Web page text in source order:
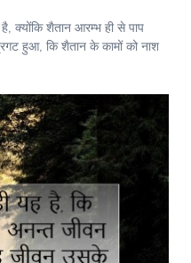
क्योंकि शैतान आरम्भ ही से पाप
हुआ, कि शैतान के कामों को नाश